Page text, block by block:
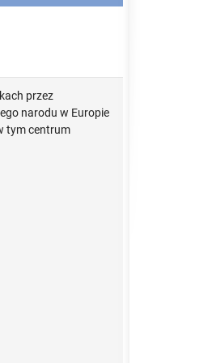
przez
narodu w Europie
tym centrum